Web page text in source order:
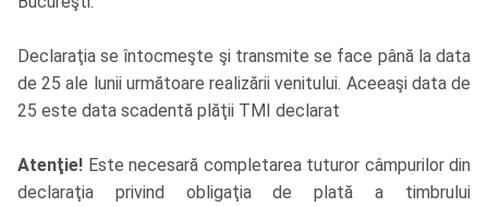
Declaraţia se întocmeşte şi transmite se face până la data
de 25 ale lunii următoare realizării venitului. Aceeaşi data de
25 este data scadentă plăţii TMI declarat
Atenţie! Este necesară completarea tuturor câmpurilor din
declaraţia privind obligaţia de plată a timbrului